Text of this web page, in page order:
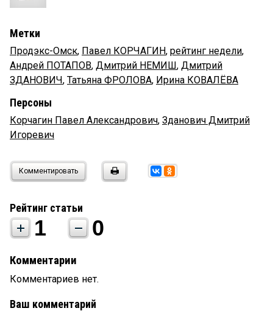
Метки
Продэкс-Омск, Павел КОРЧАГИН, рейтинг недели,
Андрей ПОТАПОВ, Дмитрий НЕМИШ, Дмитрий
ЗДАНОВИЧ, Татьяна ФРОЛОВА, Ирина КОВАЛЁВА
Персоны
Корчагин Павел Александрович, Зданович Дмитрий
Игоревич
Комментировать
Рейтинг статьи
1 0
Комментарии
Комментариев нет.
Ваш комментарий